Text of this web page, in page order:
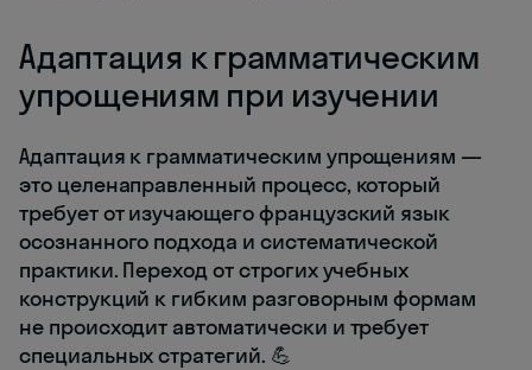
Адаптация к грамматическим
упрощениям при изучении
Адаптация к грамматическим упрощениям —
это целенаправленный процесс, который
требует от изучающего французский язык
осознанного подхода и систематической
практики. Переход от строгих учебных
конструкций к гибким разговорным формам
не происходит автоматически и требует
специальных стратегий. 💪